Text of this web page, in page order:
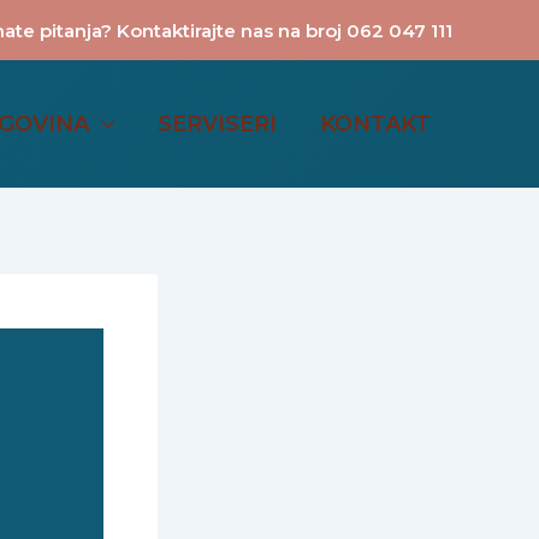
pitanja? Kontaktirajte nas na broj 062 047 111
SERVISERI KONTAKT